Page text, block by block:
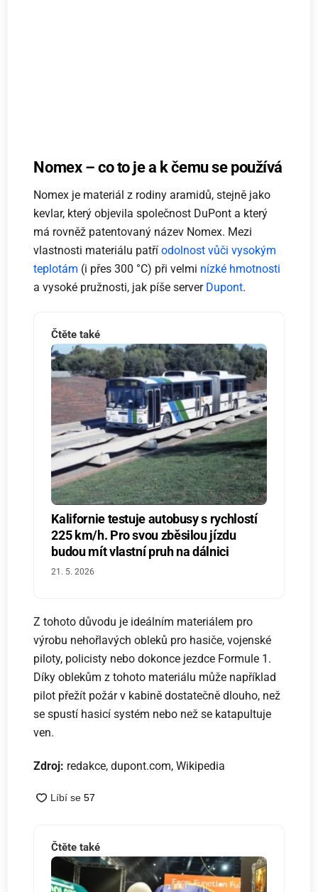
Nomex – co to je a k čemu se používá
Nomex je materiál z rodiny aramidů, stejně jako
kevlar, který objevila společnost DuPont a který
má rovněž patentovaný název Nomex. Mezi
vlastnosti materiálu patříodolnost vůči vysokým
teplotám (i přes 300 °C) při velmi nízké hmotnosti
a vysoké pružnosti, jak píše server Dupont.
Čtěte také
Kalifornie testuje autobusy s rychlostí
225 km/h. Pro svou zběsilou jízdu
budou mít vlastní pruh na dálnici
21. 5. 2026
Z tohoto důvodu je ideálním materiálem pro
výrobu nehořlavých obleků pro hasiče, vojenské
piloty, policisty nebo dokonce jezdce Formule 1.
Díky oblekům z tohoto materiálu může například
pilot přežít požár v kabině dostatečně dlouho, než
se spustí hasicí systém nebo než se katapultuje
ven.
Zdroj: redakce, dupont.com, Wikipedia
Čtěte také